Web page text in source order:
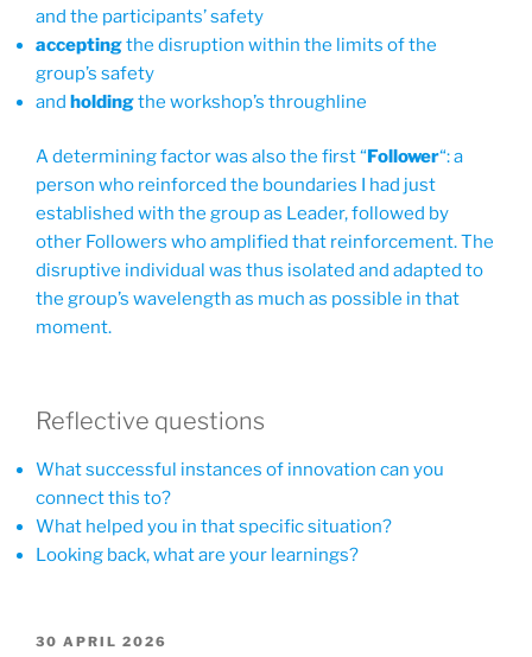
and the participants’ safety
acceptingthe disruption within the limits of the
group’s safety
and holdingthe workshop’s throughline
A determining factor was also the first “Follower“: a
person who reinforced the boundaries I had just
established with the group as Leader, followed by
other Followers who amplified that reinforcement. The
disruptive individual was thus isolated and adapted to
the group’s wavelength as much as possible in that
moment.
Reflective questions
What successful instances of innovation can you
connect this to?
What helped you in that specific situation?
Looking back, what are your learnings?
POSTED
30 APRIL 2026